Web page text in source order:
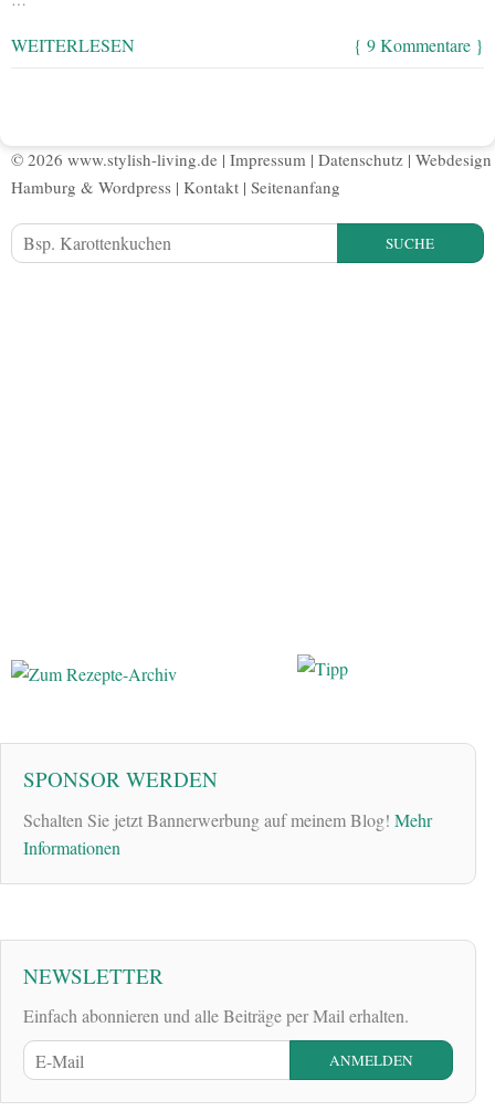
WEITERLESEN { 9 Kommentare }
© 2026 www.stylish-living.de | Impressum | Datenschutz | Webdesign
Hamburg & Wordpress | Kontakt | Seitenanfang
SUCHE
SPONSOR WERDEN
Schalten Sie jetzt Bannerwerbung auf meinem Blog! Mehr
Informationen
NEWSLETTER
Einfach abonnieren und alle Beiträge per Mail erhalten.